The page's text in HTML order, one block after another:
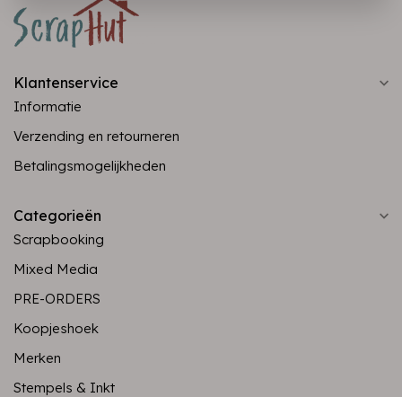
Klantenservice
Informatie
Verzending en retourneren
Betalingsmogelijkheden
Categorieën
Scrapbooking
Mixed Media
PRE-ORDERS
Koopjeshoek
Merken
Stempels & Inkt